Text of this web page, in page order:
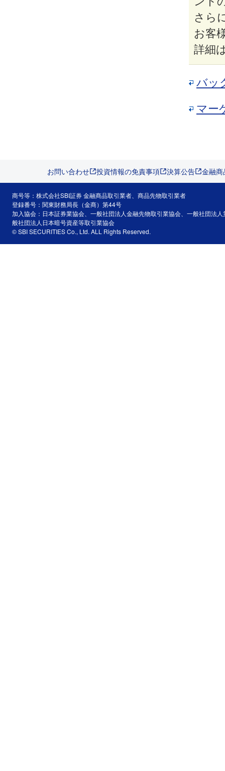
さら
お客
詳細
バッ
マー
お問い合わせ 投資情報の免責事項 決算公告 金融
商号等：株式会社SBI証券 金融商品取引業者、商品先物取引業者
登録番号：関東財務局長（金商）第44号
加入協会：日本証券業協会、一般社団法人金融先物取引業協会、一般社団法
般社団法人日本暗号資産等取引業協会
© SBI SECURITIES Co., Ltd. ALL Rights Reserved.